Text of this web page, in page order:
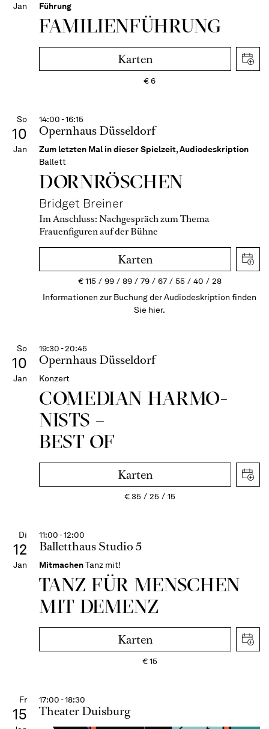
Jan Führung
FAMI­LIEN­FÜH­RUNG
Karten
€6
So
10
Jan
14:00 - 16:15
Opernhaus Düsseldorf
Zum letzten Mal in dieser Spielzeit,Audiodeskription
Ballett
DORN­RÖSCHEN
Bridget Breiner
Im Anschluss:Nachgespräch zum Thema
Frauenfiguren auf der Bühne
Karten
€115 99 89 79 67 55 40
28
Informationen zur Buchung der Audiodeskription finden
Sie hier.
So
10
Jan
19:30 - 20:45
Opernhaus Düsseldorf
Konzert
COME­DIAN HARMO­
NISTS –
BEST OF
Karten
€35 25 15
Di
12
Jan
11:00 - 12:00
Balletthaus Studio 5
MitmachenTanz mit!
TANZ FÜR MENSCHEN
MIT DEMENZ
Karten
€15
Fr
15
17:00 - 18:30
Theater Duisburg